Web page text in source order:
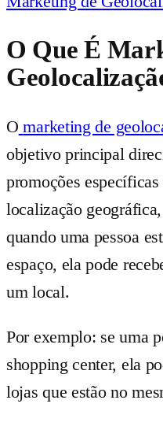
O Que É
O marketing de
objetivo principal
promoções
localização
quando uma pessoa
espaço, ela pode
um local.
Por exemplo: se uma
shopping center, ela
lojas que estão no